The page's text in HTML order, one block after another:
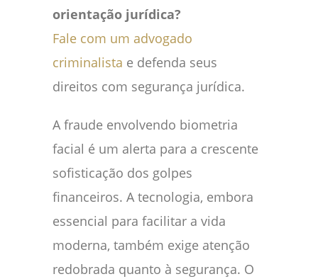
orientação jurídica?
Fale com um advogado
criminalista e defenda seus
direitos com segurança jurídica.
A fraude envolvendo biometria
facial é um alerta para a crescente
sofisticação dos golpes
financeiros. A tecnologia, embora
essencial para facilitar a vida
moderna, também exige atenção
redobrada quanto à segurança. O